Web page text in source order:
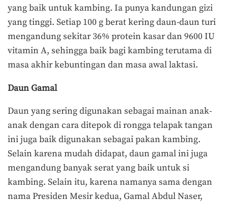
yang baik untuk kambing. Ia punya kandungan gizi
yang tinggi. Setiap 100 g berat kering daun-daun turi
mengandung sekitar 36% protein kasar dan 9600 IU
vitamin A, sehingga baik bagi kambing terutama di
masa akhir kebuntingan dan masa awal laktasi.
Daun Gamal
Daun yang sering digunakan sebagai mainan anak-
anak dengan cara ditepok di rongga telapak tangan
ini juga baik digunakan sebagai pakan kambing.
Selain karena mudah didapat, daun gamal ini juga
mengandung banyak serat yang baik untuk si
kambing. Selain itu, karena namanya sama dengan
nama Presiden Mesir kedua, Gamal Abdul Naser,